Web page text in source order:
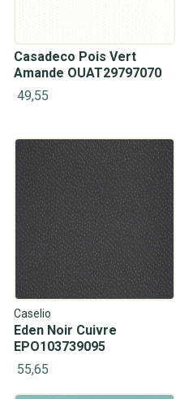
Casadeco Pois Vert
Amande OUAT29797070
49,55
Caselio
Eden Noir Cuivre
EPO103739095
55,65